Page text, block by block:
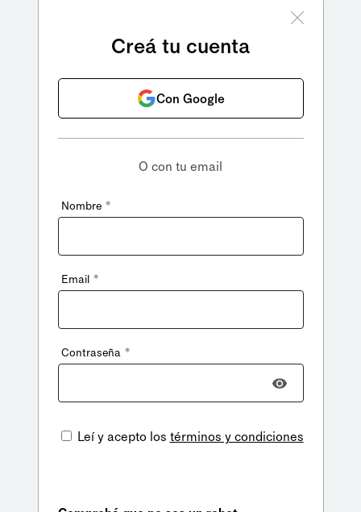
Creá tu cuenta
Con Google
O con tu email
Nombre *
Email *
Contraseña *
Leí y acepto los términos y condiciones